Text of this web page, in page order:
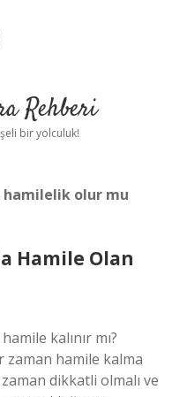
Rehberi
bir yolculuk!
hamilelik olur mu
Hamile Olan
kalınır mı?
zaman hamile kalma
dikkatli olmalı ve